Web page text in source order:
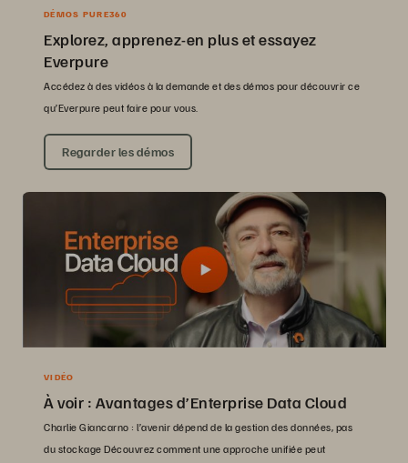
DÉMOS PURE360
Explorez, apprenez-en plus et essayez
Everpure
Accédez à des vidéos à la demande et des démos pour découvrir ce
qu’Everpure peut faire pour vous.
Regarder les démos
VIDÉO
À voir : Avantages d’Enterprise Data Cloud
Charlie Giancarno : l’avenir dépend de la gestion des données, pas
du stockage Découvrez comment une approche unifiée peut